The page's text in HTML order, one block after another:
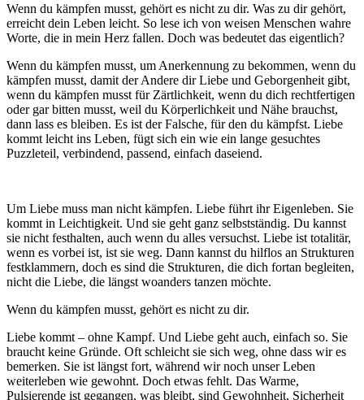
Wenn du kämpfen musst, gehört es nicht zu dir. Was zu dir gehört,
erreicht dein Leben leicht. So lese ich von weisen Menschen wahre
Worte, die in mein Herz fallen. Doch was bedeutet das eigentlich?
Wenn du kämpfen musst, um Anerkennung zu bekommen, wenn du
kämpfen musst, damit der Andere dir Liebe und Geborgenheit gibt,
wenn du kämpfen musst für Zärtlichkeit, wenn du dich rechtfertigen
oder gar bitten musst, weil du Körperlichkeit und Nähe brauchst,
dann lass es bleiben. Es ist der Falsche, für den du kämpfst. Liebe
kommt leicht ins Leben, fügt sich ein wie ein lange gesuchtes
Puzzleteil, verbindend, passend, einfach daseiend.
Um Liebe muss man nicht kämpfen. Liebe führt ihr Eigenleben. Sie
kommt in Leichtigkeit. Und sie geht ganz selbstständig. Du kannst
sie nicht festhalten, auch wenn du alles versuchst. Liebe ist totalitär,
wenn es vorbei ist, ist sie weg. Dann kannst du hilflos an Strukturen
festklammern, doch es sind die Strukturen, die dich fortan begleiten,
nicht die Liebe, die längst woanders tanzen möchte.
Wenn du kämpfen musst, gehört es nicht zu dir.
Liebe kommt – ohne Kampf. Und Liebe geht auch, einfach so. Sie
braucht keine Gründe. Oft schleicht sie sich weg, ohne dass wir es
bemerken. Sie ist längst fort, während wir noch unser Leben
weiterleben wie gewohnt. Doch etwas fehlt. Das Warme,
Pulsierende ist gegangen, was bleibt, sind Gewohnheit, Sicherheit